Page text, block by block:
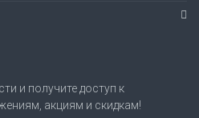
и получите доступ к
акциям и скидкам!